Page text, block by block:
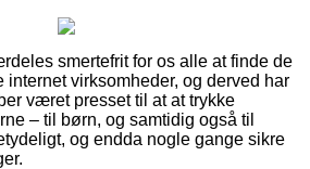
smertefrit for os alle at finde de
internet virksomheder, og derved har
været presset til at at trykke
– til børn, og samtidig også til
og endda nogle gange sikre